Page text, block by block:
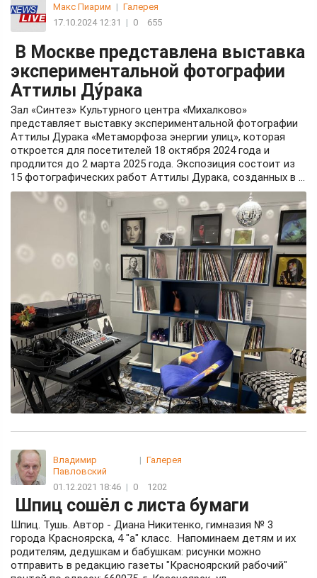
Макс Пиарим | Галерея
17.10.2024 12:31
| 0 655
В Москве представлена выставка
экспериментальной фотографии
Аттилы Ду́рака
Зал «Синтез» Культурного центра «Михалково»
представляет выставку экспериментальной фотографии
Аттилы Дурака «Метаморфоза энергии улиц», которая
откроется для посетителей 18 октября 2024 года и
продлится до 2 марта 2025 года. Экспозиция состоит из
15 фотографических работ Аттилы Дурака, созданных в ...
Владимир
Павловский
| Галерея
01.12.2021 18:46 | 0 1202
Шпиц сошёл с листа бумаги
Шпиц. Тушь. Автор - Диана Никитенко, гимназия № 3
города Красноярска, 4 "а" класс. Напоминаем детям и их
родителям, дедушкам и бабушкам: рисунки можно
отправить в редакцию газеты "Красноярский рабочий"